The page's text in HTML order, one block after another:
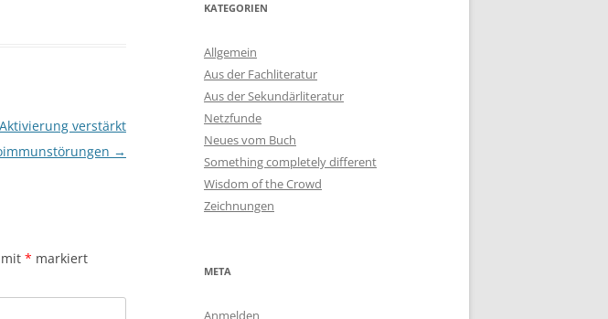
verstärkt
→
* markiert
KATEGORIEN
Allgemein
Aus der Fachliteratur
Aus der Sekundärliteratur
Netzfunde
Neues vom Buch
Something completely different
Wisdom of the Crowd
Zeichnungen
META
Anmelden